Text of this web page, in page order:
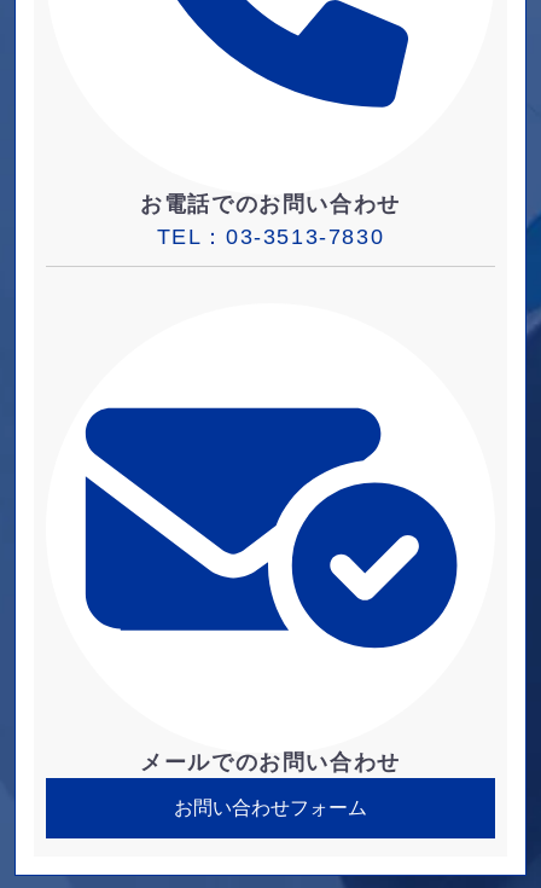
お電話でのお問い合わせ
TEL：03-3513-7830
メールでのお問い合わせ
お問い合わせフォーム